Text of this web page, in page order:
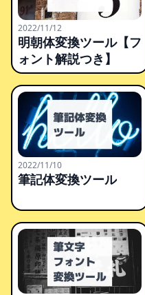
2022/11/12
明朝体変換ツール【フ
ォント解説つき】
2022/11/10
筆記体変換ツール